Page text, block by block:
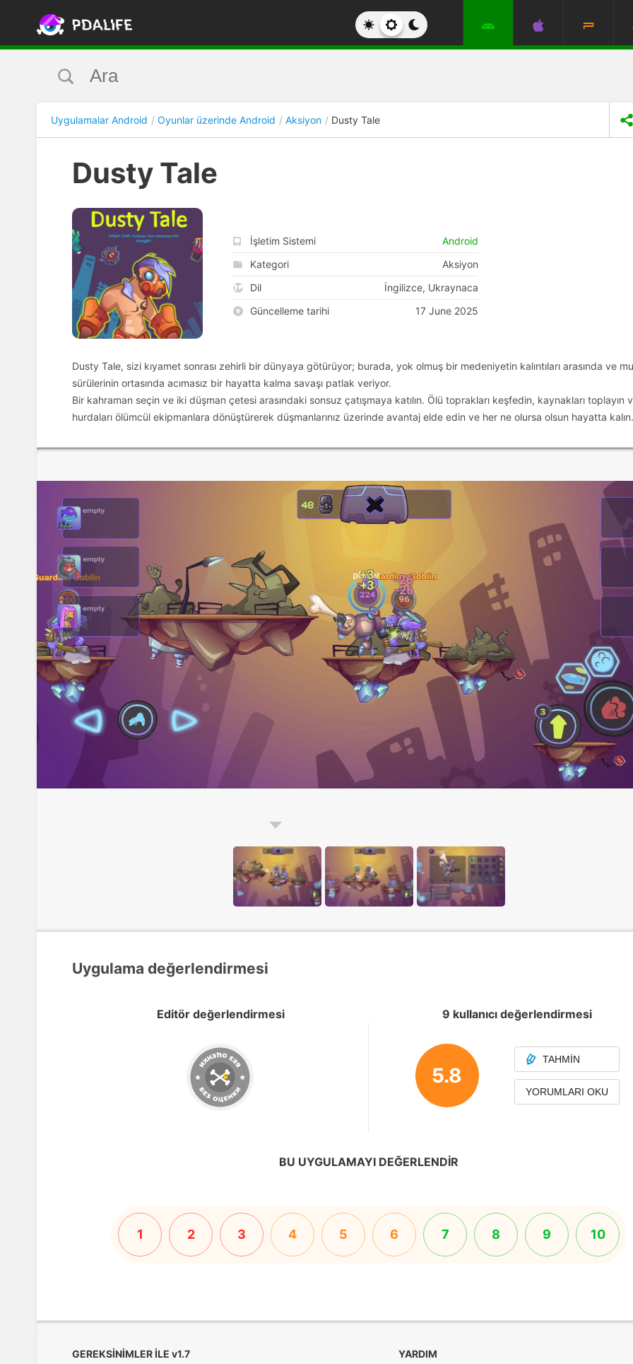
Uygulamalar Android Oyunlar üzerinde Android Aksiyon Dusty Tale
Dusty Tale
İşletim Sistemi
Android
Kategori
Aksiyon
Dil
İngilizce, Ukraynaca
Güncelleme tarihi
17 June 2025
Dusty Tale, sizi kıyamet sonrası zehirli bir dünyaya götürüyor; burada, yok olmuş bir medeniyetin kalıntıları arasında ve
sürülerinin ortasında acımasız bir hayatta kalma savaşı patlak veriyor.
Bir kahraman seçin ve iki düşman çetesi arasındaki sonsuz çatışmaya katılın. Ölü toprakları keşfedin, kaynakları toplayın
hurdaları ölümcül ekipmanlara dönüştürerek düşmanlarınız üzerinde avantaj elde edin ve her ne olursa olsun hayatta kalın.
Uygulama değerlendirmesi
Editör değerlendirmesi 9 kullanıcı değerlendirmesi
5.8
TAHMIN
YORUMLARI OKU
BU UYGULAMAYI DEĞERLENDIR
1 2 3 4 5 6 7 8 9 10
GEREKSINIMLER ILE v1.7 YARDIM